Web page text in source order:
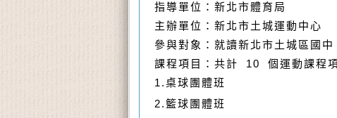
指導單位：新北市體育局
主辦單位：新北市土城運動中心
參與對象：就讀新北市土城區國
課程項目：共計 10 個運動課程項
1.桌球團體班
2.籃球團體班